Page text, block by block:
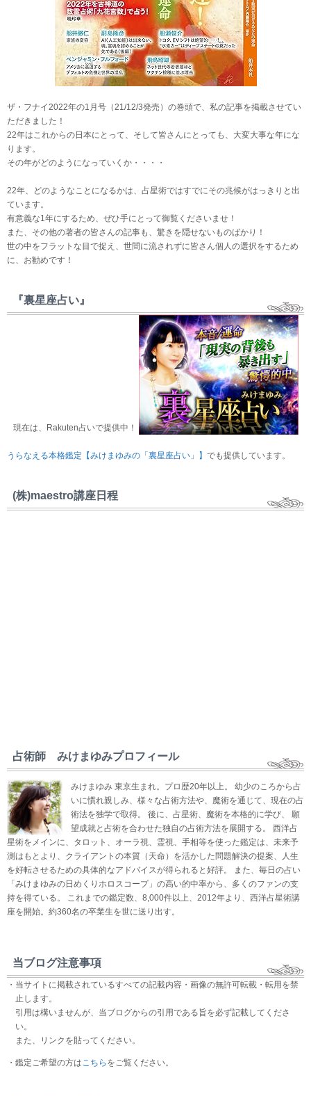
ザ・フナイ2022年の1月号（21/12/3発売）の巻頭で、私の記事を掲載させてい
ただきました！
22年はこれからの日本にとって、そして皆さんにとっても、大変大事な年にな
ります。
その年がどのようになっていくか・・・・
22年、どのようなことになるかは、占星術ではすでにその兆候がはっきりと出
ています。
有意義な1年にするため、ぜひ手にとって御覧くださいませ！
また、その他の著者の皆さんの記事も、驚きを隠せないものばかり！
世の中をフラットな目で捉え、世間に流されずに皆さん個人の選択をするため
に、お勧めです！
『裏星座占い』
現在は、Rakuten占いで提供中！
うらなえる本格鑑定【みけまゆみの「裏星座占い」】 でも提供しています。
(株)maestro講座日程
占術師 みけまゆみプロフィール
みけまゆみ 東京生まれ。プロ歴20年以上。 幼少のころから占
いに慣れ親しみ、様々な占術方法や、魔術を通じて、現在の占
術法を独学で取得。 後に、占星術、魔術を本格的に学び、 願
望成就と占術を合わせた独自の占術方法を展開する。 西洋占
星術をメインに、タロット、オーラ視、霊視、手相等を使った鑑定は、未来予
測はもとより、クライアントの本質（天命）を活かした問題解決の提案、人生
を好転させるための具体的なアドバイスが得られると好評。 また、毎日の占い
「みけまゆみの日めくりホロスコープ」の高い的中率から、多くのファンの支
持を得ている。 これまでの鑑定数、8,000件以上、2012年より、西洋占星術講
座を開始。約360名の卒業生を世に送り出す。
当ブログ注意事項
・当サイトに掲載されているすべての記載内容・画像の無許可転載・転用を禁
止します。
引用は構いませんが、当ブログからの引用である旨を必ず記載してくださ
い。
また、リンクを貼ってください。
・鑑定ご希望の方はこちら をご覧ください。